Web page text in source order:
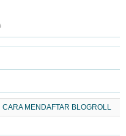
CARA MENDAFTAR BLOGROLL